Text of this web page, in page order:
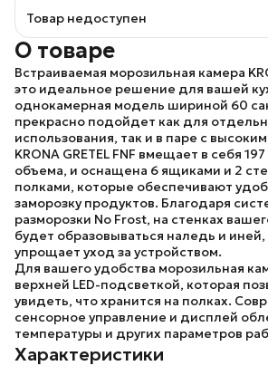
Товар недоступен
О товаре
Встраиваемая морозильная камера
это идеальное решение для вашей
однокамерная модель шириной 60
прекрасно подойдет как для
использования, так и в паре с
KRONA GRETEL FNF вмещает в себя
объема, и оснащена 6 ящиками и 2
полками, которые обеспечивают
заморозку продуктов. Благодаря
разморозки No Frost, на стенках
будет образовываться наледь и
упрощает уход за устройством.
Для вашего удобства морозильная
верхней LED-подсветкой, которая
увидеть, что хранится на полках.
сенсорное управление и дисплей
температуры и других параметров
Характеристики